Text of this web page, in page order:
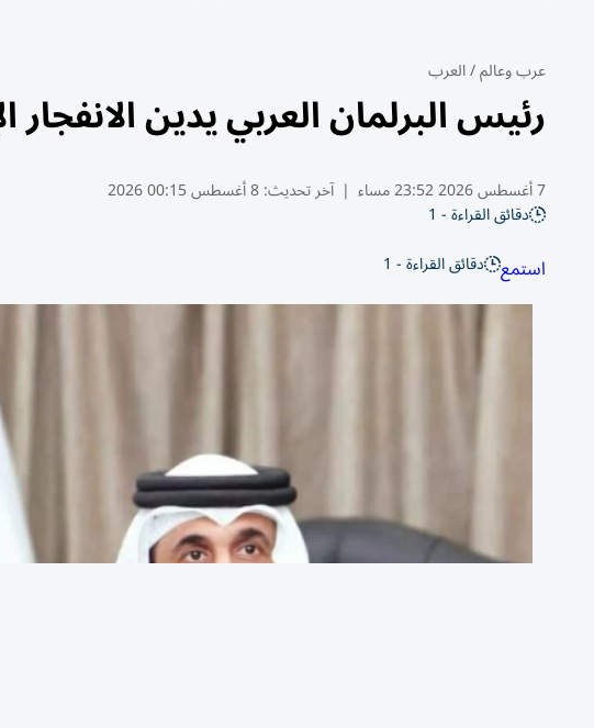
عرب وعالم/العرب
رئيس البرلمان العربي يدين
7 أغسطس 2026 23:52 مساء | آخر تحديث:8 أغسطس 00:15 2026
دقائق القراءة - 1
استمع دقائق القراءة - 1